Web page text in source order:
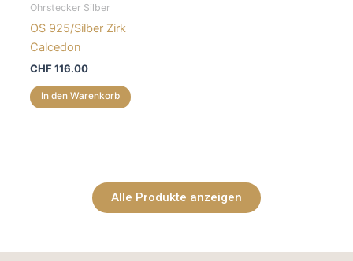
Ohrstecker Silber
OS 925/Silber Zirk
Calcedon
CHF116.00
In den Warenkorb
Alle Produkte anzeigen